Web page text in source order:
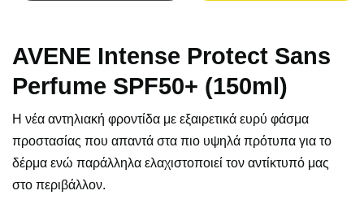
AVENE Intense Protect Sans
Perfume SPF50+ (150ml)
Η νέα αντηλιακή φροντίδα με εξαιρετικά ευρύ φάσμα
προστασίας που απαντά στα πιο υψηλά πρότυπα για το
δέρμα ενώ παράλληλα ελαχιστοποιεί τον αντίκτυπό μας
στο περιβάλλον.